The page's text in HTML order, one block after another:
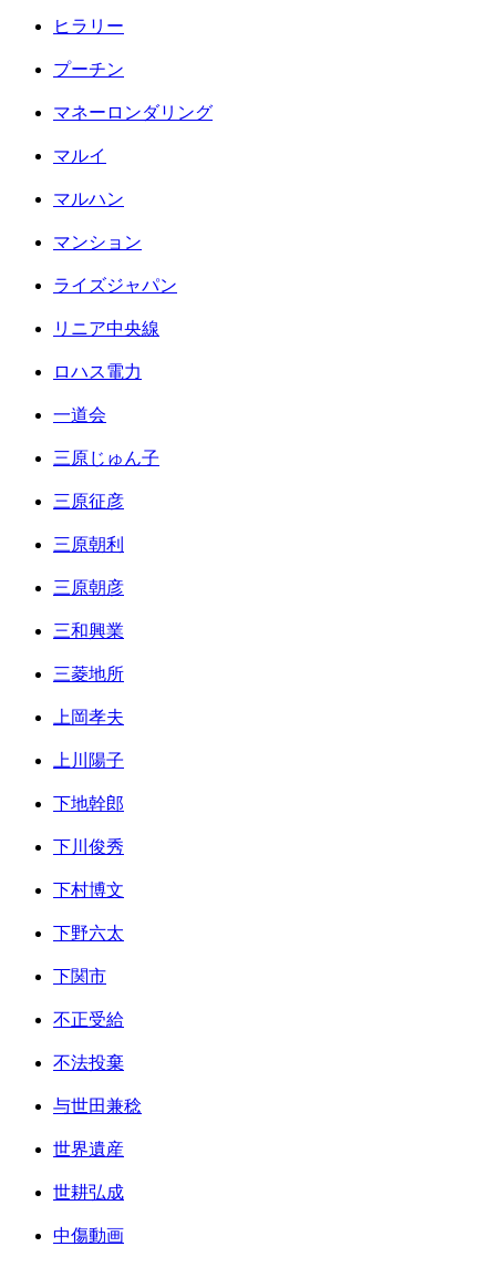
ヒラリー
プーチン
マネーロンダリング
マルイ
マルハン
マンション
ライズジャパン
リニア中央線
ロハス電力
一道会
三原じゅん子
三原征彦
三原朝利
三原朝彦
三和興業
三菱地所
上岡孝夫
上川陽子
下地幹郎
下川俊秀
下村博文
下野六太
下関市
不正受給
不法投棄
与世田兼稔
世界遺産
世耕弘成
中傷動画